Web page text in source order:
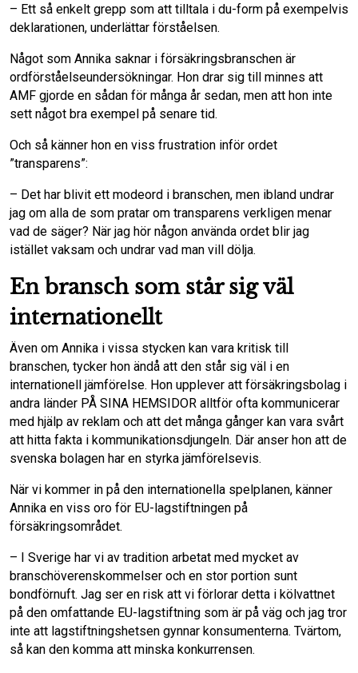
– Ett så enkelt grepp som att tilltala i du-form på exempelvis
deklarationen, underlättar förståelsen.
Något som Annika saknar i försäkringsbranschen är
ordförståelseundersökningar. Hon drar sig till minnes att
AMF gjorde en sådan för många år sedan, men att hon inte
sett något bra exempel på senare tid.
Och så känner hon en viss frustration inför ordet
”transparens”:
– Det har blivit ett modeord i branschen, men ibland undrar
jag om alla de som pratar om transparens verkligen menar
vad de säger? När jag hör någon använda ordet blir jag
istället vaksam och undrar vad man vill dölja.
En bransch som står sig väl
internationellt
Även om Annika i vissa stycken kan vara kritisk till
branschen, tycker hon ändå att den står sig väl i en
internationell jämförelse. Hon upplever att försäkringsbolag i
andra länder PÅ SINA HEMSIDOR alltför ofta kommunicerar
med hjälp av reklam och att det många gånger kan vara svårt
att hitta fakta i kommunikationsdjungeln. Där anser hon att de
svenska bolagen har en styrka jämförelsevis.
När vi kommer in på den internationella spelplanen, känner
Annika en viss oro för EU-lagstiftningen på
försäkringsområdet.
– I Sverige har vi av tradition arbetat med mycket av
branschöverenskommelser och en stor portion sunt
bondförnuft. Jag ser en risk att vi förlorar detta i kölvattnet
på den omfattande EU-lagstiftning som är på väg och jag tror
inte att lagstiftningshetsen gynnar konsumenterna. Tvärtom,
så kan den komma att minska konkurrensen.